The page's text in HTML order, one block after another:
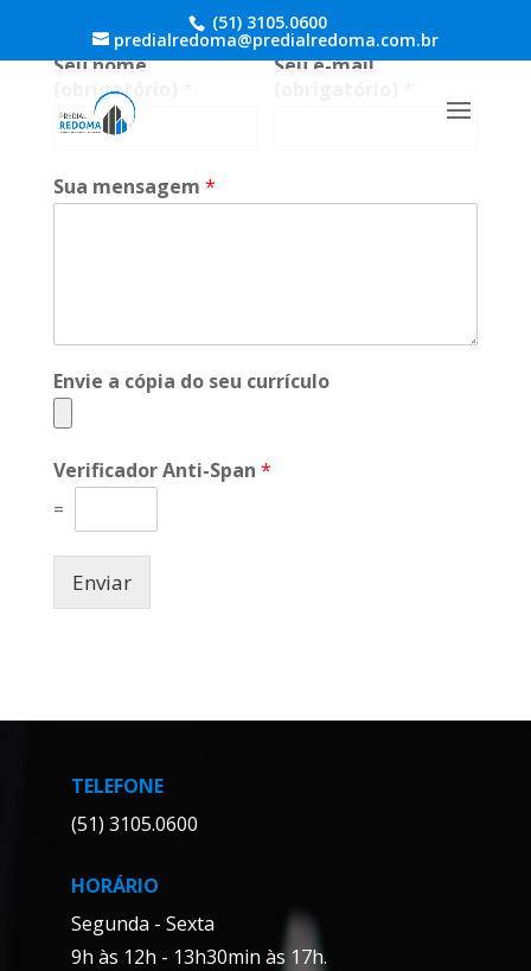
(51) 3105.0600
predialredoma@predialredoma.com.br
Seu nome
(obrigatório)
*
Seu e-mail
*
Sua mensagem *
Envie a cópia do seu currículo
Verificador Anti-Span *
=
Enviar
TELEFONE
(51) 3105.0600
HORÁRIO
Segunda - Sexta
9h às 12h - 13h30min às 17h.